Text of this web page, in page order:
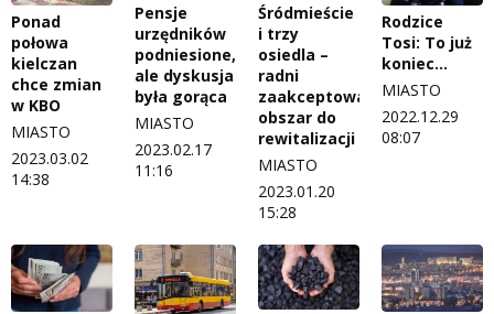
Ponad
połowa
kielczan
chce zmian
w KBO
MIASTO
2023.03.02
14:38
Pensje
urzędników
podniesione,
ale dyskusja
była gorąca
MIASTO
2023.02.17
11:16
Śródmieście
i trzy
osiedla –
radni
zaakceptowali
obszar do
rewitalizacji
MIASTO
2023.01.20
15:28
Rodzice
Tosi: To już
koniec…
MIASTO
2022.12.29
08:07